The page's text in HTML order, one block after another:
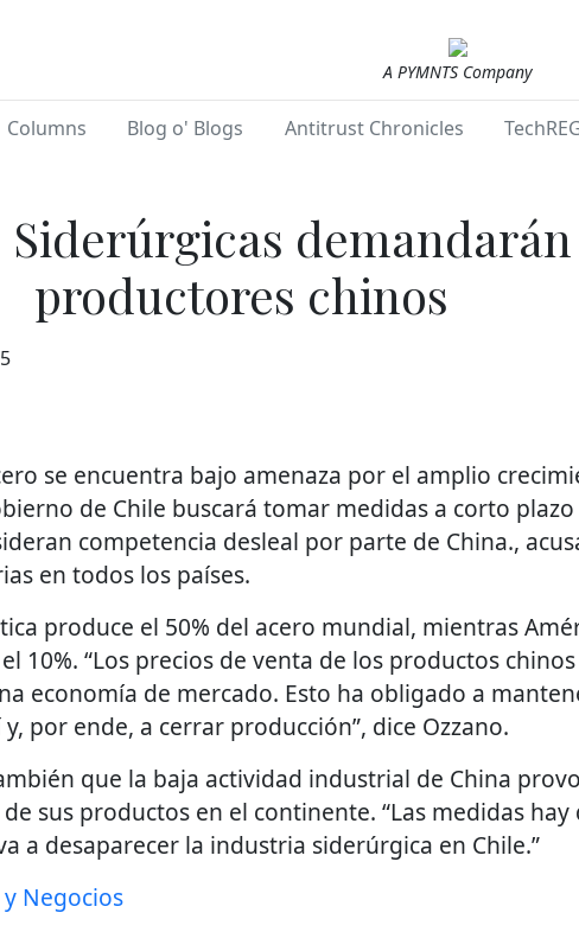
A PYMNTS Company
Columns Blog o' Blogs Antitrust Chronicles
productores chinos
se encuentra bajo amenaza por el amplio
de Chile buscará tomar medidas a corto
competencia desleal por parte de China.,
en todos los países.
produce el 50% del acero mundial, mientras
10%. “Los precios de venta de los productos
economía de mercado. Esto ha obligado a
por ende, a cerrar producción”, dice Ozzano.
que la baja actividad industrial de China
sus productos en el continente. “Las medidas hay
a desaparecer la industria siderúrgica en Chile.”
Negocios